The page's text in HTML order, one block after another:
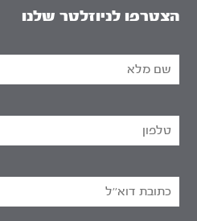
הצטרפו לניוזלטר שלנו